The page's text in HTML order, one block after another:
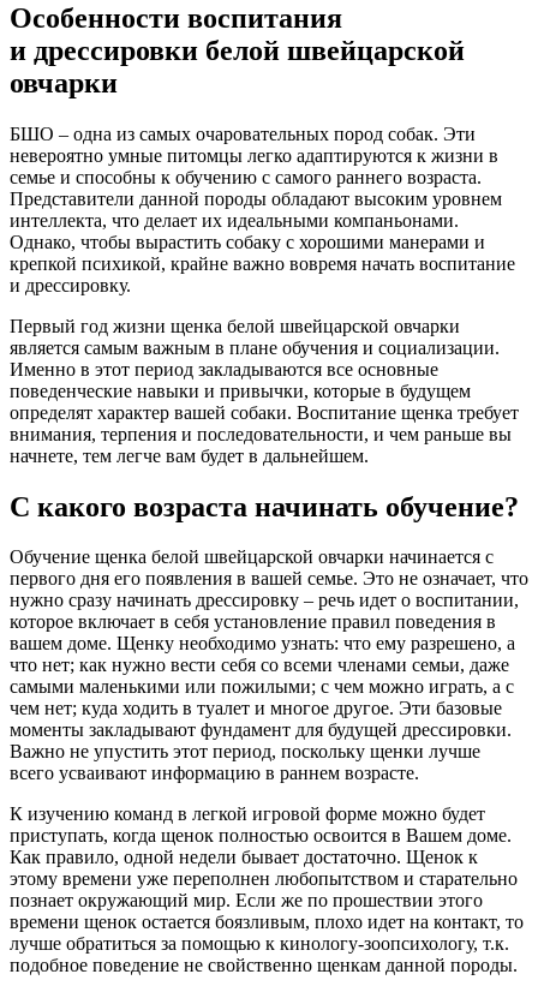
Особенности воспитания
и дрессировки белой швейцарской
овчарки
БШО – одна из самых очаровательных пород собак. Эти
невероятно умные питомцы легко адаптируются к жизни в
семье и способны к обучению с самого раннего возраста.
Представители данной породы обладают высоким уровнем
интеллекта, что делает их идеальными компаньонами.
Однако, чтобы вырастить собаку с хорошими манерами и
крепкой психикой, крайне важно вовремя начать воспитание
и дрессировку.
Первый год жизни щенка белой швейцарской овчарки
является самым важным в плане обучения и социализации.
Именно в этот период закладываются все основные
поведенческие навыки и привычки, которые в будущем
определят характер вашей собаки. Воспитание щенка требует
внимания, терпения и последовательности, и чем раньше вы
начнете, тем легче вам будет в дальнейшем.
С какого возраста начинать обучение?
Обучение щенка белой швейцарской овчарки начинается с
первого дня его появления в вашей семье. Это не означает, что
нужно сразу начинать дрессировку – речь идет о воспитании,
которое включает в себя установление правил поведения в
вашем доме. Щенку необходимо узнать: что ему разрешено, а
что нет; как нужно вести себя со всеми членами семьи, даже
самыми маленькими или пожилыми; с чем можно играть, а с
чем нет; куда ходить в туалет и многое другое. Эти базовые
моменты закладывают фундамент для будущей дрессировки.
Важно не упустить этот период, поскольку щенки лучше
всего усваивают информацию в раннем возрасте.
К изучению команд в легкой игровой форме можно будет
приступать, когда щенок полностью освоится в Вашем доме.
Как правило, одной недели бывает достаточно. Щенок к
этому времени уже переполнен любопытством и старательно
познает окружающий мир. Если же по прошествии этого
времени щенок остается боязливым, плохо идет на контакт, то
лучше обратиться за помощью к кинологу-зоопсихологу, т.к.
подобное поведение не свойственно щенкам данной породы.